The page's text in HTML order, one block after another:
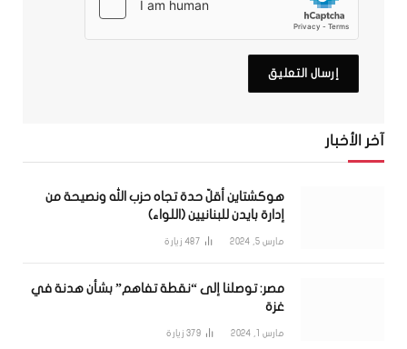
آخر الأخبار
هوكشتاين أقلّ حدة تجاه حزب الله ونصيحة من
إدارة بايدن للبنانيين (اللواء)
مارس 5, 2024 487 زيارة
مصر: توصلنا إلى “نقطة تفاهم” بشأن هدنة في
غزة
مارس 1, 2024 379 زيارة